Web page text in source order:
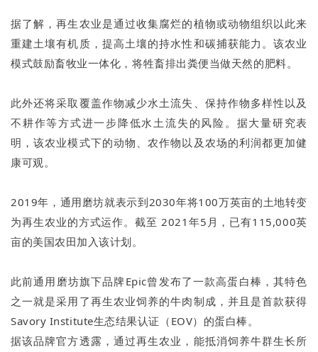
据了解，再生农业是通过收集腐烂的植物或动物组织以此来
重建土壤有机质，提高土壤的持水性和碳捕获能力。该农业
模式鼓励畜牧业一体化，将牲畜排出粪便当做天然的肥料。
此外还将采取覆盖作物减少水土流失、保持作物多样性以及
不耕作等方式进一步降低水土流失的风险。据大量研究表
明，该农业模式下的动物、农作物以及农场的利润都更加健
康可观。
2019年，通用磨坊就表示到2030年将100万英亩的土地转变
为再生农业的方式运作。截至 2021年5月，已有115,000英
亩的美国农田加入该计划。
此前通用磨坊旗下品牌Epic曾发布了一款高蛋白棒，其特色
之一就是采用了再生农业饲养的牛肉制成，并且是首款获得
Savory Institute生态结果认证（EOV）的蛋白棒。
据该品牌官方透露，通过再生农业，能抵消饲养牛群生长所